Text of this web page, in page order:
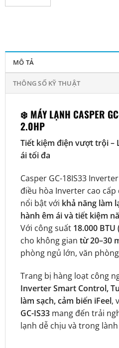
MÔ TẢ
THÔNG SỐ KỸ THUẬT
❄️ MÁY LẠNH CASPER
2.0HP
Tiết kiệm điện vượt trội –
ái tối đa
Casper GC-18IS33
điều hòa Inverter cao cấp
nổi bật với khả năng làm
hành êm ái và tiết kiệm
Với công suất 18.000 BTU
cho không gian từ 20–30
phòng ngủ lớn, văn
Trang bị hàng loạt công
Inverter Smart Control,
làm sạch, cảm biến iFeel,
GC-IS33mang đến trải
lạnh dễ chịu và trong